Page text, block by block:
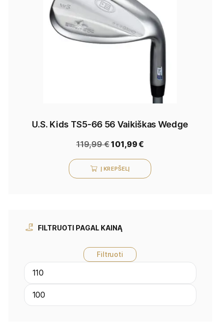
U.S. Kids TS5-66 56 Vaikiškas Wedge
119,99€101,99€
Į KREPŠELĮ
FILTRUOTI PAGAL KAINĄ
Filtruoti